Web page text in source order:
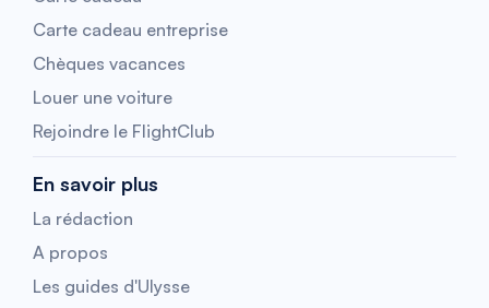
Carte cadeau entreprise
Chèques vacances
Louer une voiture
Rejoindre le FlightClub
En savoir plus
La rédaction
A propos
Les guides d'Ulysse